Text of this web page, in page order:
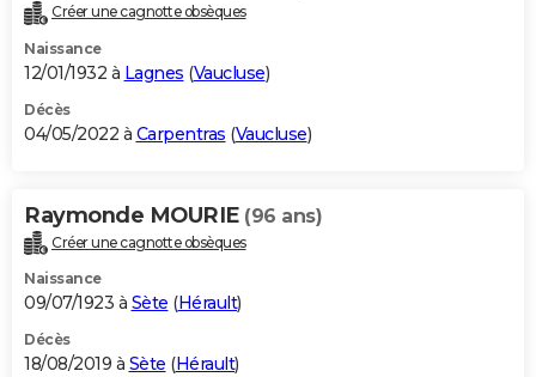
Créer une cagnotte obsèques
Naissance
12/01/1932 à Lagnes (Vaucluse)
Décès
04/05/2022 à Carpentras (Vaucluse)
Raymonde MOURIE (96 ans)
Créer une cagnotte obsèques
Naissance
09/07/1923 à Sète (Hérault)
Décès
18/08/2019 à Sète (Hérault)